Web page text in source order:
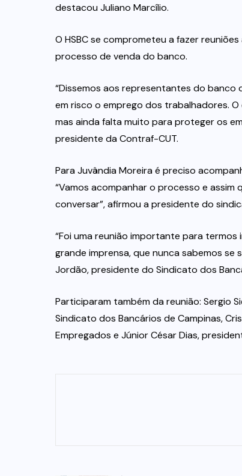
destacou Juliano Marcílio.
O HSBC se comprometeu a fazer
processo de venda do banco.
“Dissemos aos representantes do
em risco o emprego dos trabalhadores.
mas ainda falta muito para proteger os
presidente da Contraf-CUT.
Para Juvândia Moreira é preciso
“Vamos acompanhar o processo e
conversar”, afirmou a presidente do
“Foi uma reunião importante para
grande imprensa, que nunca sabemos se
Jordão, presidente do Sindicato dos
Participaram também da reunião: Sergio
Sindicato dos Bancários de Campinas,
Empregados e Júnior César Dias,